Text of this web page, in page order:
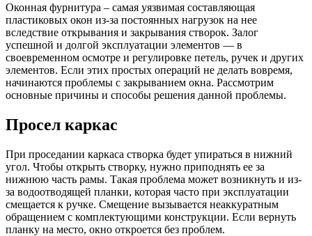
Оконная фурнитура – самая уязвимая составляющая
пластиковых окон из-за постоянных нагрузок на нее
вследствие открывания и закрывания створок. Залог
успешной и долгой эксплуатации элементов — в
своевременном осмотре и регулировке петель, ручек и других
элементов. Если этих простых операций не делать вовремя,
начинаются проблемы с закрыванием окна. Рассмотрим
основные причины и способы решения данной проблемы.
Просел каркас
При проседании каркаса створка будет упираться в нижний
угол. Чтобы открыть створку, нужно приподнять ее за
нижнюю часть рамы. Такая проблема может возникнуть и из-
за водоотводящей планки, которая часто при эксплуатации
смещается к ручке. Смещение вызывается неаккуратным
обращением с комплектующими конструкции. Если вернуть
планку на место, окно откроется без проблем.